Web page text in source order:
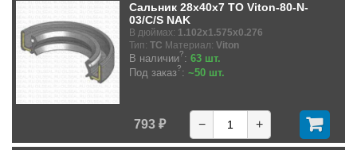
Сальник 28x40x7 TO Viton-80-N-
03/C/S NAK
В дюймах: 1.102x1.575x0.276
Тип: TC Материал: Viton
В наличии?: 63 шт.
Под заказ?: ~50 шт.
793 ₽ − +